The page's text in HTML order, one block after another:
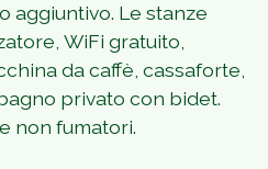
aggiuntivo. Le stanze
WiFi gratuito,
da caffè, cassaforte,
privato con bidet.
non fumatori.